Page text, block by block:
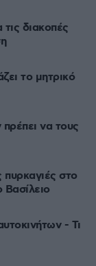
διακοπές
το μητρικό
να τους
στο
- Τι